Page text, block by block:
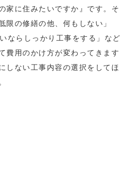
家に住みたいですか』です。そ
限の修繕の他、何もしない」
ならしっかり工事をする」など
費用のかけ方が変わってきます
しない工事内容の選択をしてほ